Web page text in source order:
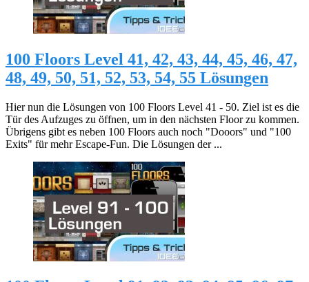
100 Floors Level 41, 42, 43, 44, 45, 46, 47,
48, 49, 50, 51, 52, 53, 54, 55 Lösungen
Hier nun die Lösungen von 100 Floors Level 41 - 50. Ziel ist es die
Tür des Aufzuges zu öffnen, um in den nächsten Floor zu kommen.
Übrigens gibt es neben 100 Floors auch noch "Dooors" und "100
Exits" für mehr Escape-Fun. Die Lösungen der ...